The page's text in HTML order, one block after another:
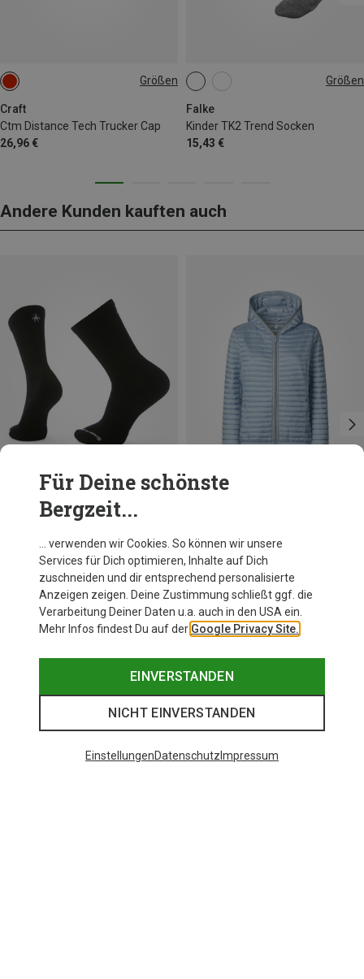
Größen
Craft
Ctm Distance Tech Trucker Cap
26,96 €
ONE SIZE Größen
Falke
Kinder TK2 Trend Socken
15,43 €
23|24|25|26
31|32|33|34
Andere Kunden kauften auch
Du sparst 35%
Für Deine schönste
Bergzeit...
… verwenden wir Cookies. So können wir unsere
Services für Dich optimieren, Inhalte auf Dich
zuschneiden und dir entsprechend personalisierte
Anzeigen zeigen. Deine Zustimmung schließt ggf. die
Verarbeitung Deiner Daten u.a. auch in den USA ein.
Mehr Infos findest Du auf der Google Privacy Site.
EINVERSTANDEN
NICHT EINVERSTANDEN
EinstellungenDatenschutz Impressum